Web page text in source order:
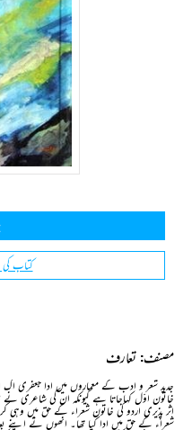
کتاب کی
مصنف: تعارف
جدید شعر و ادب کے معماروں میں ادا جعفری اک
خاتون اوّل کہاجاتا ہے کیونکہ ان کی شاعری نے
اثر پذیری اردو کی خاتون شعراء کے حق میں وہی
شعراء کے حق میں ادا کیا تھا۔ انھوں نے اپنے